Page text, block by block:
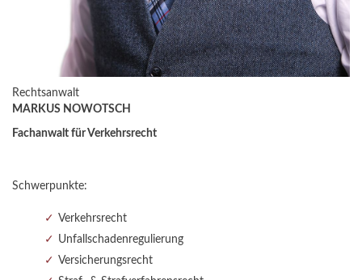
Rechtsanwalt
MARKUS NOWOTSCH
Fachanwalt für Verkehrsrecht
Schwerpunkte:
Verkehrsrecht
Unfallschadenregulierung
Versicherungsrecht